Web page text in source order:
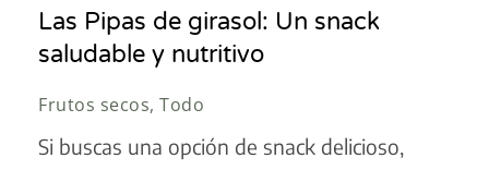
Las Pipas de girasol: Un snack
saludable y nutritivo
Frutos secos, Todo
Si buscas una opción de snack delicioso,